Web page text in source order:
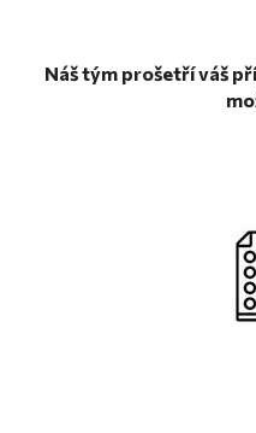
Náš tým prošetří váš